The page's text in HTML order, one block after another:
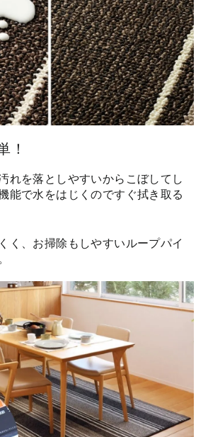
！
れを落としやすいからこぼしてし
能で水をはじくのですぐ拭き取る
く、お掃除もしやすいループパイ